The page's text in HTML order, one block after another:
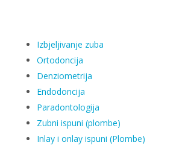
Izbjeljivanje zuba
Ortodoncija
Denziometrija
Endodoncija
Paradontologija
Zubni ispuni (plombe)
Inlay i onlay ispuni (Plombe)